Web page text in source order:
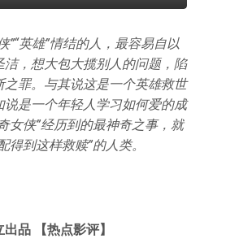
”“英雄”情结的人，最容易自以
洁，想大包大揽别人的问题，陷
之罪。与其说这是一个英雄救世
说是一个年轻人学习如何爱的成
女侠”经历到的最神奇之事，就
得到这样救赎”的人类。
出品 【热点影评】